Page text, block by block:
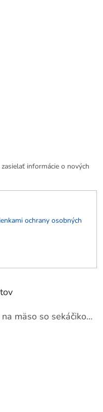
informácie o nových
ochrany osobných
Perfect Home Tĺčik na mäso so sekáčikom, 56893
5 hviezdičiek.